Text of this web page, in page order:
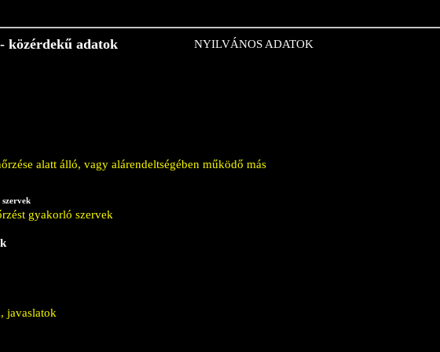
közérdekű adatok NYILVÁNOS ADATOK
alatt álló, vagy alárendeltségében működő más
gyakorló szervek
javaslatok